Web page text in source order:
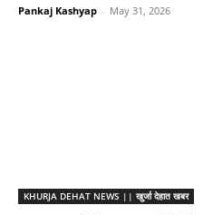
Pankaj Kashyap - May 31, 2026
KHURJA DEHAT NEWS || खुर्जा देहात खबर